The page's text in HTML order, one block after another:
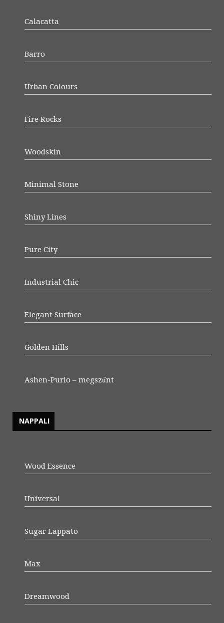
Calacatta
Barro
Urban Colours
Fire Rocks
Woodskin
Minimal Stone
Shiny Lines
Pure City
Industrial Chic
Elegant Surface
Golden Hills
Ashen-Purio – megszűnt
NAPPALI
Wood Essence
Universal
Sugar Lappato
Max
Dreamwood